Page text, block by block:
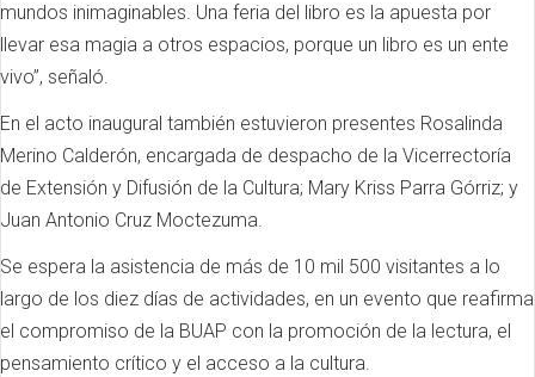
mundos inimaginables. Una feria del libro es la apuesta por
llevar esa magia a otros espacios, porque un libro es un ente
vivo”, señaló.
En el acto inaugural también estuvieron presentes Rosalinda
Merino Calderón, encargada de despacho de la Vicerrectoría
de Extensión y Difusión de la Cultura; Mary Kriss Parra Górriz; y
Juan Antonio Cruz Moctezuma.
Se espera la asistencia de más de 10 mil 500 visitantes a lo
largo de los diez días de actividades, en un evento que reafirma
el compromiso de la BUAP con la promoción de la lectura, el
pensamiento crítico y el acceso a la cultura.